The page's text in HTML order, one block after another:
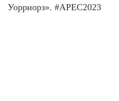
Уорриорз». #APEC2023